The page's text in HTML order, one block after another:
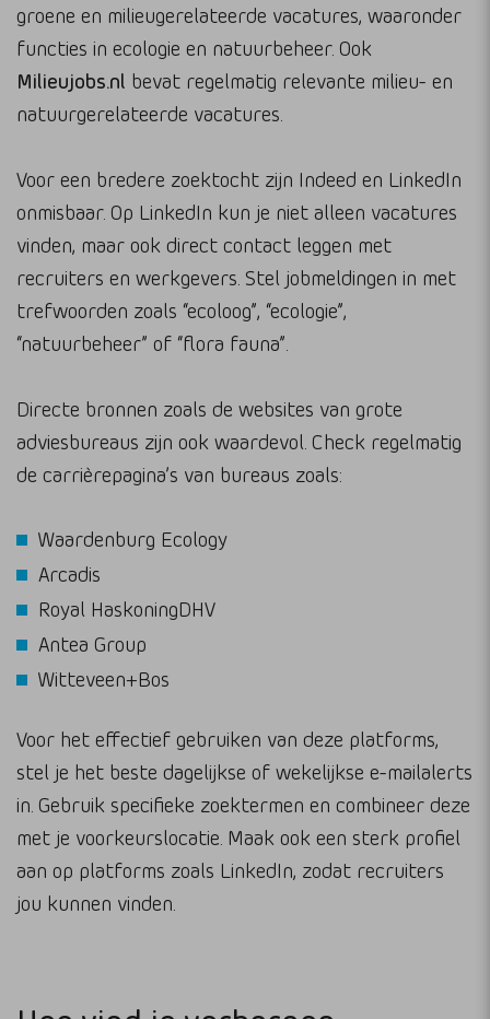
groene en milieugerelateerde vacatures, waaronder
functies in ecologie en natuurbeheer. Ook
Milieujobs.nl bevat regelmatig relevante milieu- en
natuurgerelateerde vacatures.
Voor een bredere zoektocht zijn Indeed en LinkedIn
onmisbaar. Op LinkedIn kun je niet alleen vacatures
vinden, maar ook direct contact leggen met
recruiters en werkgevers. Stel jobmeldingen in met
trefwoorden zoals “ecoloog”, “ecologie”,
“natuurbeheer” of “flora fauna”.
Directe bronnen zoals de websites van grote
adviesbureaus zijn ook waardevol. Check regelmatig
de carrièrepagina’s van bureaus zoals:
Waardenburg Ecology
Arcadis
Royal HaskoningDHV
Antea Group
Witteveen+Bos
Voor het effectief gebruiken van deze platforms,
stel je het beste dagelijkse of wekelijkse e-mailalerts
in. Gebruik specifieke zoektermen en combineer deze
met je voorkeurslocatie. Maak ook een sterk profiel
aan op platforms zoals LinkedIn, zodat recruiters
jou kunnen vinden.